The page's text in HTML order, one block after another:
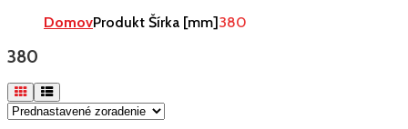
DomovProdukt Šírka [mm]380
380